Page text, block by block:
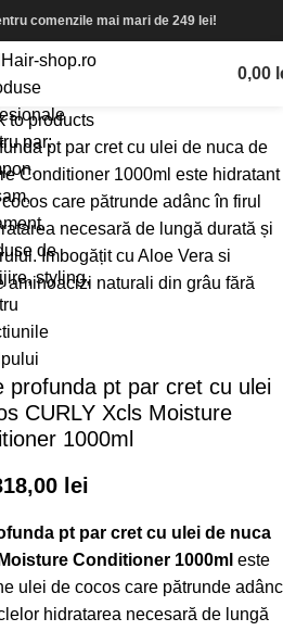
comenzile mai mari de 249 lei!
0,00
to products
profunda pt par cret cu ulei
CURLY Xcls Moisture
1000ml
lei
pt par cret cu ulei de nuca
Conditioner 1000ml este
ulei de cocos care pătrunde adânc
hidratarea necesară de lungă